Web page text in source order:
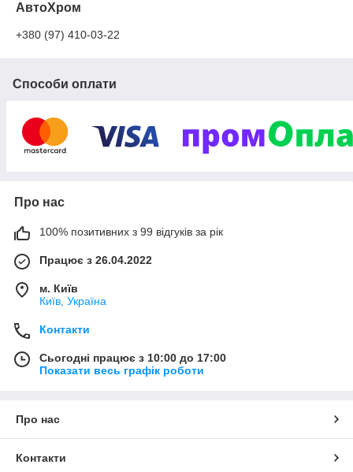
АвтоХром
+380 (97) 410-03-22
Способи оплати
Про нас
100% позитивних з 99 відгуків за рік
Працює з 26.04.2022
м. Київ
Київ, Україна
Контакти
Сьогодні працює з 10:00 до 17:00
Показати весь графік роботи
Про нас
Контакти